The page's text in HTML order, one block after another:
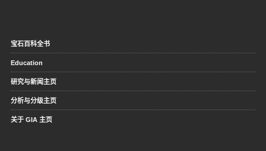
宝石百科全书
Education
研究与新闻主页
分析与分级主页
关于 GIA 主页